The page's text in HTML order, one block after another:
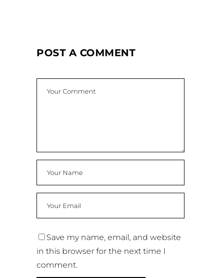
POST A COMMENT
Save my name, email, and website
in this browser for the next time I
comment.